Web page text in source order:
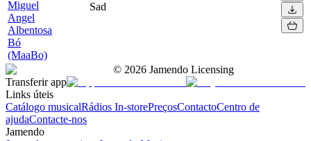
Miguel
Angel
Albentosa
Bó
(MaaBo)
Sad
© 2026 Jamendo Licensing
Transferir app
Links úteis
Catálogo musicalRádios In-storePreçosContactoCentro de
ajudaContacte-nos
Jamendo